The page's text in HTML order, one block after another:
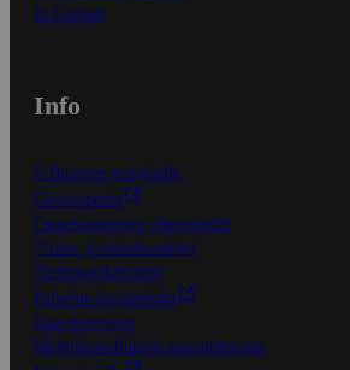
In English
Info
S-Business yrityksille
Oiva-raportit
Osuuskauppojen yhteystiedot
Tilaus- ja toimitusehdot
Tietosuojakäytäntö
Palvelun käyttöehdot
Saavutettavuus
Mobiilisovelluksen saavutettavuus